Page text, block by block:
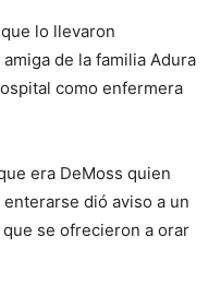
lo llevaron
de la familia Adura
como enfermera
era DeMoss quien
dió aviso a un
se ofrecieron a orar